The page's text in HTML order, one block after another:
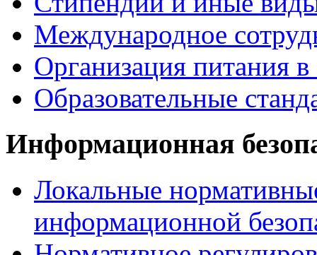
Международное
Организация питания в
Образовательные
Информационная
Локальные
информационной